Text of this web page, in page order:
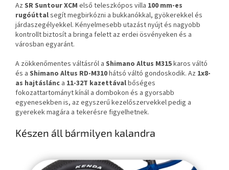
Az SR Suntour XCM első teleszkópos villa 100 mm-es
rugóúttalsegít megbirkózni a bukkanókkal, gyökerekkel és
járdaszegélyekkel. Kényelmesebb utazást nyújt és nagyobb
kontrollt biztosít a bringa felett az erdei ösvényeken és a
városban egyaránt.
A zökkenőmentes váltásról a Shimano Altus M315karos váltó
és a Shimano Altus RD-M310hátsó váltó gondoskodik. Az 1x8-
as hajtáslánc a 11-32T kazettávalbőséges
fokozattartományt kínál a dombokon és a gyorsabb
egyenesekben is, az egyszerű kezelőszervekkel pedig a
gyerekek magára a tekerésre figyelhetnek.
Készen áll bármilyen kalandra